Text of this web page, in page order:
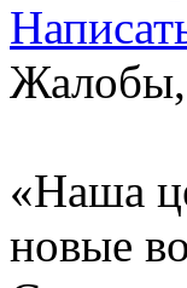
Жалобы,
«Наша
новые